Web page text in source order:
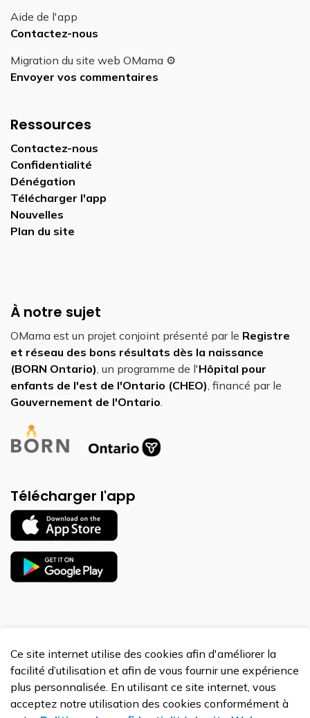
Ce site internet utilise des cookies afin d'améliorer la
facilité d’utilisation et afin de vous fournir une expérience
plus personnalisée. En utilisant ce site internet, vous
acceptez notre utilisation des cookies conformément à
Aide de l'app
Contactez-nous
Migration du site web OMama ⚙️
Envoyer vos commentaires
Ressources
Contactez-nous
Confidentialité
Dénégation
Télécharger l'app
Nouvelles
Plan du site
À notre sujet
OMama est un projet conjoint présenté par le Registre
et réseau des bons résultats dès la naissance
(BORN Ontario), un programme de l'Hôpital pour
enfants de l'est de l'Ontario (CHEO), financé par le
Gouvernement de l'Ontario.
Télécharger l'app
© 2026 BORN Ontario
Made with Govstack